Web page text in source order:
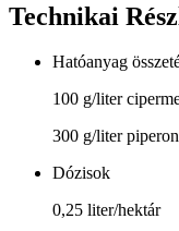
Technikai
Hatóanyag
100 g/liter
300 g/liter
Dózisok
0,25 liter/hektár